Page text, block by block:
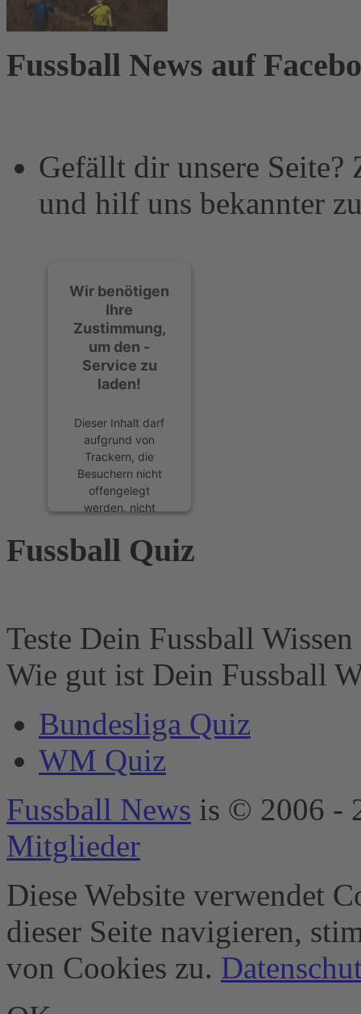
Fussball News auf
Gefällt dir unsere Seite?
und hilf uns bekannter
Wir benötigen
Ihre
Zustimmung,
um den -
Service zu
laden!
Dieser Inhalt darf
aufgrund von
Trackern, die
Besuchern nicht
offengelegt
werden, nicht
Der Besitzer der
Website muss diese
Liste der
verwendeten
hinzuzufügen.
Usercentrics
Consent
Management
Platform&
Fussball Quiz
Teste Dein Fussball
Wie gut ist Dein Fussball
Bundesliga Quiz
WM Quiz
Fussball News is © 2006 -
Mitglieder
Diese Website verwendet
dieser Seite navigieren,
von Cookies zu.